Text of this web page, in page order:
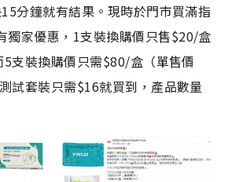
分鐘就有結果。現時於門市買滿指
獨家優惠，1支裝換購價只售$20/盒
5支裝換購價只需$80/盒（單售價
試套裝只需$16就買到，產品數量